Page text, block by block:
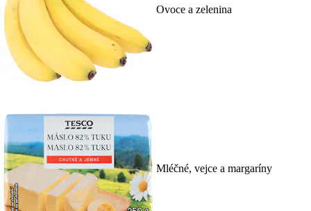
Ovoce a zelenina
Mléčné, vejce a margaríny